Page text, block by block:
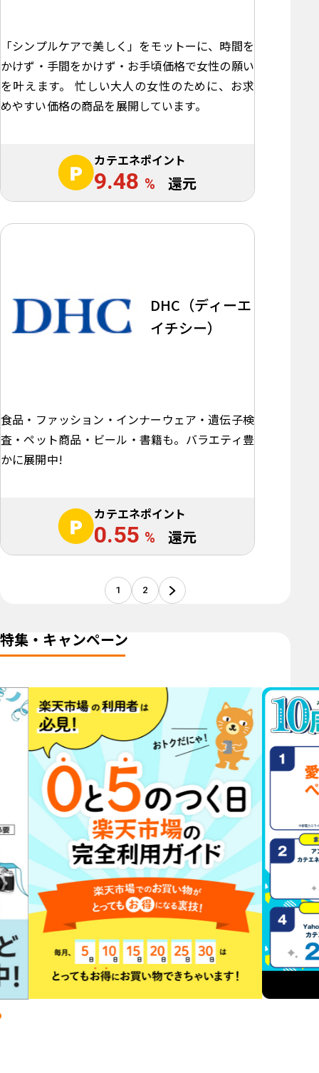
「シンプルケアで美しく」をモットーに、時間を
かけず・手間をかけず・お手頃価格で女性の願い
を叶えます。 忙しい大人の女性のために、お求
めやすい価格の商品を展開しています。
カテエネポイント
9.48 % 還元
DHC（ディーエ
イチシー）
食品・ファッション・インナーウェア・遺伝子検
査・ペット商品・ビール・書籍も。バラエティ豊
かに展開中!
カテエネポイント
0.55 % 還元
1 2
特集・キャンペーン